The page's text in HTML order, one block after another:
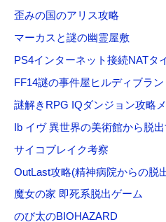
歪みの国のアリス攻略
マーカスと謎の幽霊屋敷
PS4インターネット接続NATタ
FF14謎の事件屋ヒルディブラ
謎解きRPG IQダンジョン攻略
Ib イヴ 異世界の美術館から脱
サイコブレイク考察
OutLast攻略(精神病院からの脱
魔女の家 即死系脱出ゲーム
のび太のBIOHAZARD